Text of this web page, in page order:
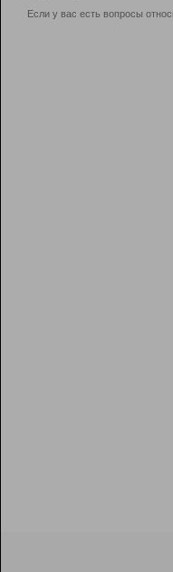
Если у вас есть вопросы